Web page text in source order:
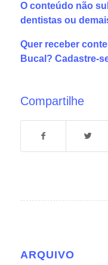
O conteúdo não
dentistas ou
Quer receber
Bucal? Cadastre-
Compartilhe
ARQUIVO